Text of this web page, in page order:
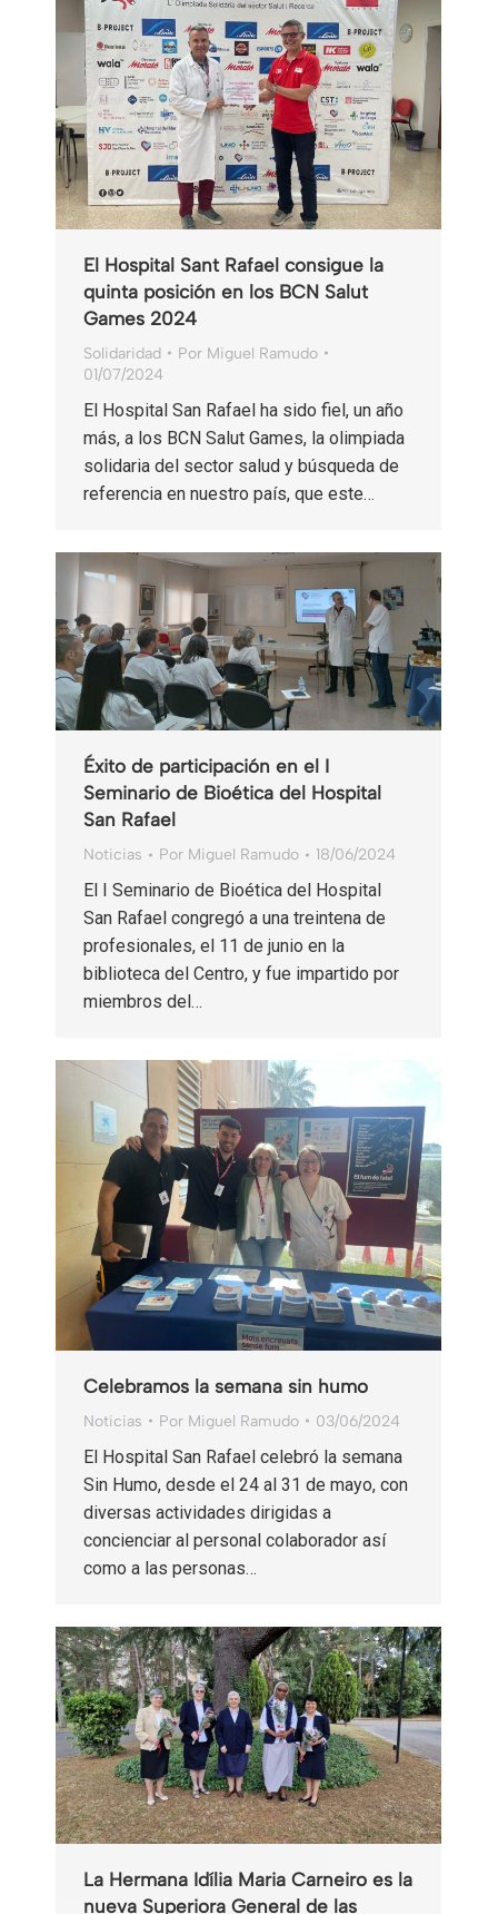
El Hospital Sant Rafael consigue la
quinta posición en los BCN Salut
Games 2024
Solidaridad Por Miguel Ramudo
01/07/2024
El Hospital San Rafael ha sido fiel, un año
más, a los BCN Salut Games, la olimpiada
solidaria del sector salud y búsqueda de
referencia en nuestro país, que este…
Éxito de participación en el I
Seminario de Bioética del Hospital
San Rafael
Noticias Por Miguel Ramudo 18/06/2024
El I Seminario de Bioética del Hospital
San Rafael congregó a una treintena de
profesionales, el 11 de junio en la
biblioteca del Centro, y fue impartido por
miembros del…
Celebramos la semana sin humo
Noticias Por Miguel Ramudo 03/06/2024
El Hospital San Rafael celebró la semana
Sin Humo, desde el 24 al 31 de mayo, con
diversas actividades dirigidas a
concienciar al personal colaborador así
como a las personas…
La Hermana Idília Maria Carneiro es la
nueva Superiora General de las